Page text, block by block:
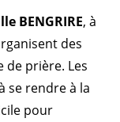
BENGRIRE, à
des
de prière. Les
se rendre à la
pour